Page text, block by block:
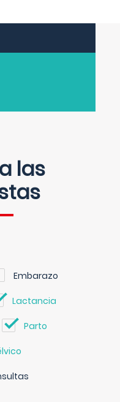
las
Embarazo
Lactancia
Parto